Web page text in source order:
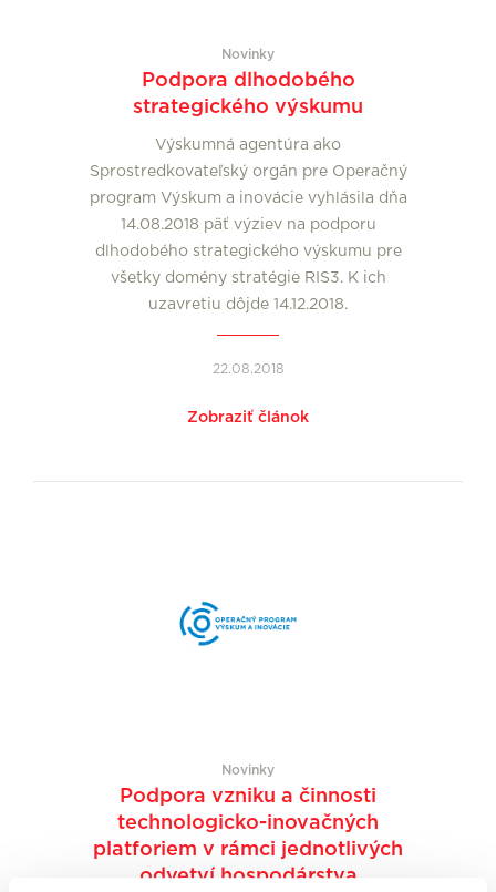
Novinky
Podpora dlhodobého
strategického výskumu
Výskumná agentúra ako
Sprostredkovateľský orgán pre Operačný
program Výskum a inovácie vyhlásila dňa
14.08.2018 päť výziev na podporu
dlhodobého strategického výskumu pre
všetky domény stratégie RIS3. K ich
uzavretiu dôjde 14.12.2018.
22.08.2018
Zobraziť článok
Novinky
Podpora vzniku a činnosti
technologicko-inovačných
platforiem v rámci jednotlivých
odvetví hospodárstva